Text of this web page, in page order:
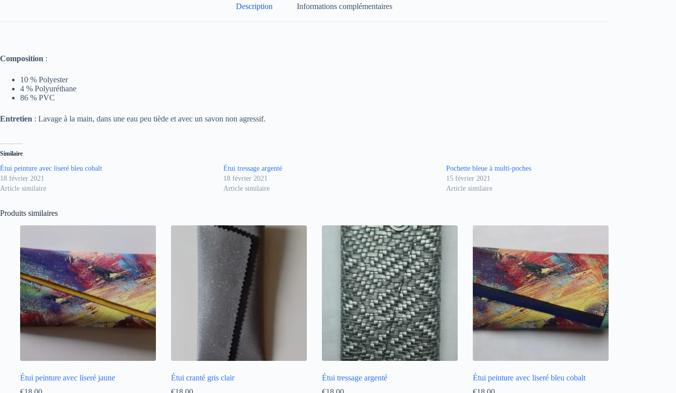
Description Informations complémentaires
Composition :
10 % Polyester
4 % Polyuréthane
86 % PVC
Entretien : Lavage à la main, dans une eau peu tiède et avec un savon non agressif.
Similaire
Étui peinture avec liseré bleu cobalt
18 février 2021
Article similaire
Étui tressage argenté
18 février 2021
Article similaire
Pochette bleue à multi-poches
15 février 2021
Article similaire
Produits similaires
Étui peinture avec liseré jaune
Étui cranté gris clair
Étui tressage argenté
Étui peinture avec liseré bleu cobalt